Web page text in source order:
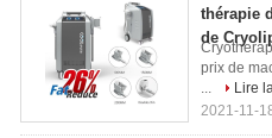
thérapie
de
prix de
...
Lire
2021-11-